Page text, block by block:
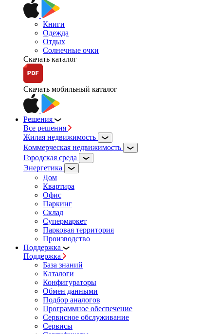
Книги
Одежда
Отдых
Солнечные очки
Скачать каталог
Скачать мобильный каталог
Решения
Все решения
Жилая недвижимость
Коммерческая недвижимость
Городская среда
Энергетика
Дом
Квартира
Офис
Паркинг
Склад
Супермаркет
Парковая территория
Производство
Поддержка
Поддержка
База знаний
Каталоги
Конфигураторы
Обмен данными
Подбор аналогов
Программное обеспечение
Сервисное обслуживание
Сервисы